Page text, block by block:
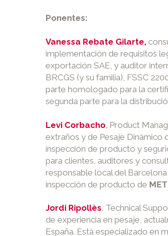
Ponentes:
Vanessa Rebate Gilarte,
implementación de requisitos
exportación SAE, y auditor
BRCGS (y su familia), FSSC
parte homologado para la
segunda parte para la
Levi Corbacho Product
extraños y de Pesaje Dinámico
inspección de producto y
para clientes, auditores y
responsable local del
inspección de producto de
Jordi Ripollès, Technical
de experiencia en pesaje,
España. Está especializado en